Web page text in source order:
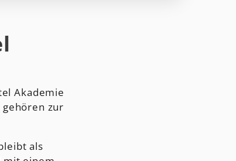
Akademie
zur
als